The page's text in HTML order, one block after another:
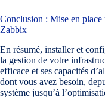
Conclusion : Mise en place
Zabbix
En résumé, installer et
la gestion de votre
efficace et ses capacités
dont vous avez besoin,
système jusqu’à